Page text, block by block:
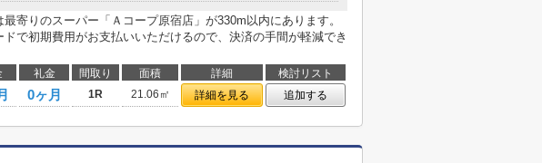
寄りのスーパー「Ａコープ原宿店」が330m以内にあります。
ドで初期費用がお支払いいただけるので、決済の手間が軽減でき
礼金 間取り 面積 詳細
検討リスト
0ヶ月 1R 21.06㎡ 詳細を見る 追加する